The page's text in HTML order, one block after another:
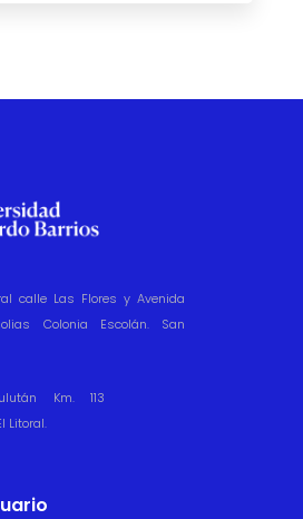
calle Las Flores y Avenida
Colonia Escolán. San
Km. 113
Litoral.